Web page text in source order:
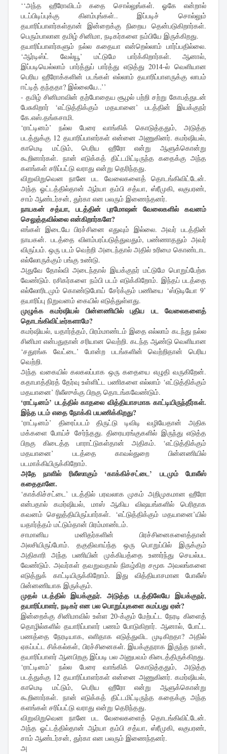
‘‘அந்த ஹீரோவிடம் கதை சொல்லுங்கள். ஓகே என்றால்
படப்பிடிப்புக்கு கிளம்புங்கள்.. இப்படிச் சொல்லும்
தயாரிப்பாளர்கள்தான் இன்றைக்கு நிறைய தென்படுகிறார்கள்.
பெரும்பாலான தமிழ் சினிமா, நடிகர்களை நம்பியே இருக்கிறது.
தயாரிப்பாளர்களும் நல்ல கதையா என்றெல்லாம் பார்ப்பதில்லை.
‘ஆர்டிஸ்ட் வேல்யூ’ மட்டுமே பார்க்கிறார்கள். ஆனால்,
இப்படியெல்லாம் பார்த்துப் பார்த்து எடுத்து 2014-ல் வெளியான
பெரிய ஹீரோக்களின் படங்கள் எல்லாம் தயாரிப்பாளருக்கு லாபம்
ஈட்டித் தந்ததா? இல்லையே..’’
- தமிழ் சினிமாவின் தற்போதைய சூழல் பற்றி சற்று கோபத்துடன்
பேசுகிறார் ‘எட்டுத்திக்கும் மதயானை’ படத்தின் இயக்குநர்
கே.எஸ்.தங்கசாமி.
‘ராட்டினம்’ நல்ல பேரை வாங்கிக் கொடுத்ததும், அடுத்த
படத்துக்கு 12 தயாரிப்பாளர்கள் என்னை அணுகினர். கமர்ஷியல்,
காமெடி மட்டும், பெரிய ஹீரோ என்று ஆளுக்கொன்று
கூறினார்கள். நான் எடுக்கத் திட்டமிட்டிருந்த கதைக்கு அந்த
களங்கள் சரிப்பட்டு வராது என்று தெரிந்தது.
விறுவிறுவென நானே பட வேலைகளைத் தொடங்கிவிட்டேன்.
அந்த ஓட்டத்தில்தான் ஆர்யா தம்பி சத்யா, ஸ்ரீமுகி, லகுபரண்,
சாம் ஆண்டர்சன், துர்கா என பலரும் இணைந்தனர்.
நாயகன் சத்யா, படத்தின் புரமோஷன் வேலைகளில் கவனம்
செலுத்தவில்லை என்கிறார்களே?
எங்கள் இடையே பிரச்சினை எதுவும் இல்லை. அவர் படத்தின்
நாயகன். படத்தை விளம்பரப்படுத்துவதும், பண்ணாததும் அவர்
விருப்பம். ஒரு படம் வெற்றி அடைந்தால் அதில் உரிமை கொண்டாட
எல்லோருக்கும் பங்கு உண்டு.
அதுவே தோல்வி அடைந்தால் இயக்குநர் மட்டுமே பொறுப்பேற்க
வேண்டும். ரசிகர்களை நம்பி படம் எடுக்கிறோம். இந்தப் படத்தை
எல்லோரிடமும் கொண்டுபோய் சேர்க்கும் பணியை ‘ஸ்டுடியோ 9’
தயாரிப்பு நிறுவனம் கையில் எடுத்துள்ளது.
முழுக்க கமர்ஷியல் பின்னணியில் புதிய பட வேலைகளைத்
தொடங்கிவிட்டீர்களாமே?
கமர்ஷியல், யதார்த்தம், பிரம்மாண்டம் இதை எல்லாம் கடந்து நல்ல
சினிமா என்பதுதான் சரியான வெற்றி. கடந்த ஆண்டு வெளியான
‘சதுரங்க வேட்டை’ போன்ற படங்களின் வெற்றிதான் பெரிய
வெற்றி.
அந்த வகையில் கலகலப்பாக ஒரு கதையை எழுதி வருகிறேன்.
கதாபாத்திரத் தேர்வு உள்ளிட்ட பணிகளை எல்லாம் ‘எட்டுத்திக்கும்
மதயானை’ ரிலீஸுக்கு பிறகு தொடங்கவேண்டும்.
‘ராட்டினம்’ படத்தில் காதலை வித்தியாசமாக காட்டியிருந்தீர்கள்.
இந்த படம் எதை நோக்கி பயணிக்கிறது?
‘ராட்டினம்’ திரைப்படம் திருட்டு டிவிடி வழியேதான் அதிக
மக்களை போய்ச் சேர்ந்தது. திரையரங்குகளில் இருந்து எடுத்த
பிறகு கிடைத்த பாராட்டுகள்தான் அதிகம். ‘எட்டுத்திக்கும்
மதயானை’ படத்தை காவல்துறை பின்னணியில்
படமாக்கியிருக்கிறோம்.
அதே நாளில் ரிலீஸாகும் ‘காக்கிச்சட்டை’ படமும் போலீஸ்
கதைதானே.
‘காக்கிச்சட்டை’ படத்தில் பரவலாக முகம் அறிமுகமான ஹீரோ
என்பதால் கமர்ஷியல், மாஸ் ஆகிய விஷயங்களில் பெரிதாக
கவனம் செலுத்தியிருப்பார்கள். ‘எட்டுத்திக்கும் மதயானை’யில்
யதார்த்தம் மட்டும்தான் பிரம்மாண்டம்.
சாமானிய மனிதர்களின் பிரச்சினைகளைத்தான்
அலசியிருப்போம். தகுதிவாய்ந்த ஒரு பொறுப்பில் இருக்கும்
அதிகாரி அந்த பணியின் முக்கியத்தை உணர்ந்து செயல்பட
வேண்டும். அவர்கள் தவறுவதால் நிகழ்கிற சமூக அவலங்களை
எடுத்துக் காட்டியிருக்கிறோம். இது வித்தியாசமான போலீஸ்
பின்னணியாக இருக்கும்.
முதல் படத்தில் இயக்குநர். அடுத்த படத்திலேயே இயக்குநர்,
தயாரிப்பாளர், நடிகர் என பல பொறுப்புகளை சுமப்பது ஏன்?
இன்றைக்கு சினிமாவில் உள்ள 20-க்கும் மேற்பட்ட நேரடி கிளைத்
தொழில்களில் தயாரிப்பாளர் பணம் போடுகிறார். ஆனால், போட்ட
பணத்தை நேரடியாக, எளிதாக எடுத்துவிட முடிகிறதா? அதில்
ஏகப்பட்ட சிக்கல்கள், பிரச்சினைகள். இயக்குநராக இருந்த நான்,
தயாரிப்பாளர் ஆனபிறகு இப்படி பல அனுபவம் கிடைத்திருக்கிறது.
‘ராட்டினம்’ நல்ல பேரை வாங்கிக் கொடுத்ததும், அடுத்த
படத்துக்கு 12 தயாரிப்பாளர்கள் என்னை அணுகினர். கமர்ஷியல்,
காமெடி மட்டும், பெரிய ஹீரோ என்று ஆளுக்கொன்று
கூறினார்கள். நான் எடுக்கத் திட்டமிட்டிருந்த கதைக்கு அந்த
களங்கள் சரிப்பட்டு வராது என்று தெரிந்தது.
விறுவிறுவென நானே பட வேலைகளைத் தொடங்கிவிட்டேன்.
அந்த ஓட்டத்தில்தான் ஆர்யா தம்பி சத்யா, ஸ்ரீமுகி, லகுபரண்,
சாம் ஆண்டர்சன், துர்கா என பலரும் இணைந்தனர்.
அ